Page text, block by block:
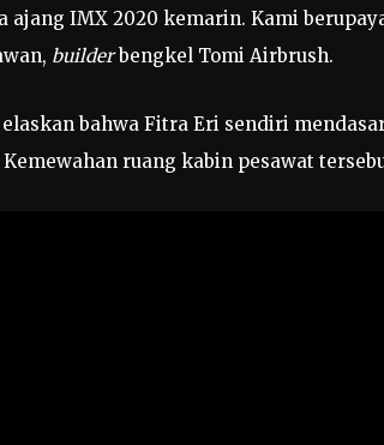
ajang IMX 2020 kemarin. Kami
builderbengkel Tomi Airbrush.
bahwa Fitra Eri sendiri
Kemewahan ruang kabin pesawat